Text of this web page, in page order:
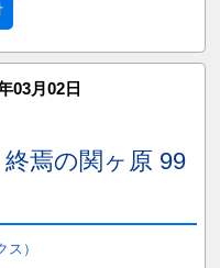
03月02日
焉の関ヶ原 99
）